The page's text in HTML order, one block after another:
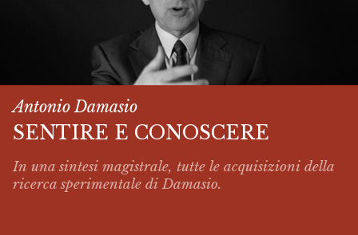
Antonio Damasio
SENTIRE E CONOSCERE
In una sintesi magistrale, tutte le acquisizioni della
ricerca sperimentale di Damasio.